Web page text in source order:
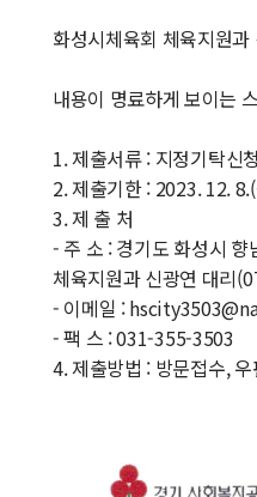
화성시체육회 체육지원
내용이 명료하게 보이는
1. 제출서류 : 지정기탁신
2. 제출기한 : 2023. 12.
3. 제 출 처
- 주 소 : 경기도 화성시
체육지원과 신광연 대리
- 이메일 :
- 팩 스 : 031-355-3503
4. 제출방법 : 방문접수,